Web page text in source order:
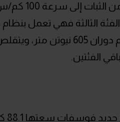
كم/س.. أما الفئة الثالثة فهي
الفئتين.